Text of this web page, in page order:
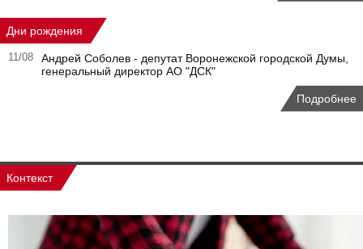
Дни рождения
11/08
Андрей Соболев - депутат Воронежской городской Думы,
генеральный директор АО "ДСК"
Подробнее
Контекст